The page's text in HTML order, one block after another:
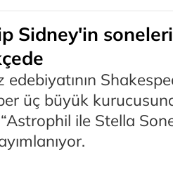
Sidney'in
edebiyatının
üç büyük
ile Stella